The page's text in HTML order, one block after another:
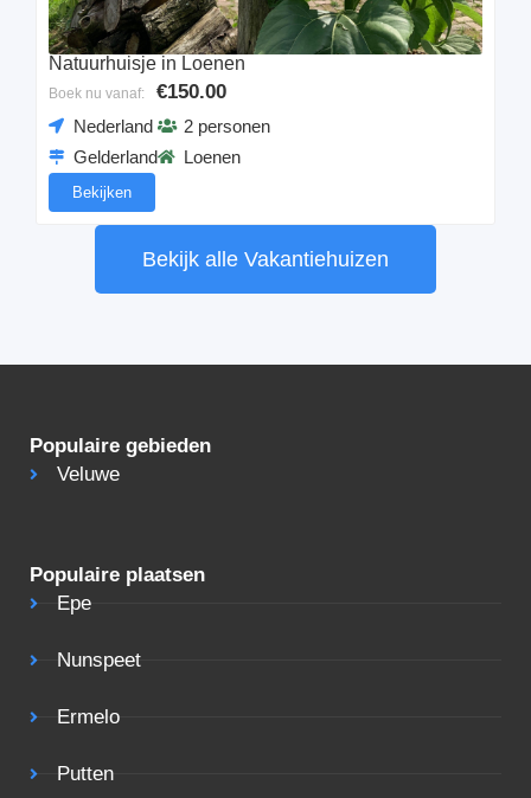
Natuurhuisje in Loenen
Boek nu vanaf: €150.00
Nederland
Gelderland
2 personen
Loenen
Bekijken
Bekijk alle Vakantiehuizen
Populaire gebieden
Veluwe
Populaire plaatsen
Epe
Nunspeet
Ermelo
Putten